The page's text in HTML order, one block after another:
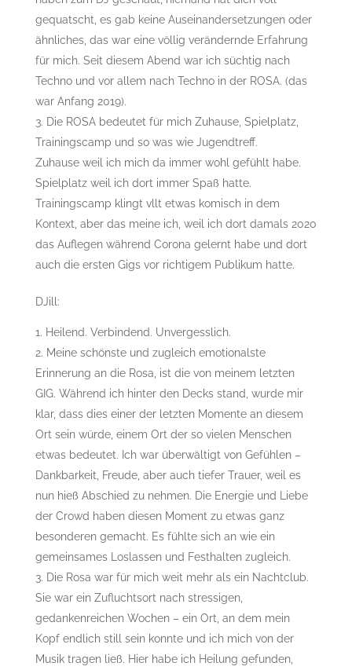
gequatscht, es gab keine Auseinandersetzungen oder
ähnliches, das war eine völlig verändernde Erfahrung
für mich. Seit diesem Abend war ich süchtig nach
Techno und vor allem nach Techno in der ROSA. (das
war Anfang 2019).
Die ROSA bedeutet für mich Zuhause, Spielplatz,
Trainingscamp und so was wie Jugendtreff.
Zuhause weil ich mich da immer wohl gefühlt habe.
Spielplatz weil ich dort immer Spaß hatte.
Trainingscamp klingt vllt etwas komisch in dem
Kontext, aber das meine ich, weil ich dort damals 2020
das Auflegen während Corona gelernt habe und dort
auch die ersten Gigs vor richtigem Publikum hatte.
DJill:
Heilend. Verbindend. Unvergesslich.
Meine schönste und zugleich emotionalste
Erinnerung an die Rosa, ist die von meinem letzten
GIG. Während ich hinter den Decks stand, wurde mir
klar, dass dies einer der letzten Momente an diesem
Ort sein würde, einem Ort der so vielen Menschen
etwas bedeutet. Ich war überwältigt von Gefühlen –
Dankbarkeit, Freude, aber auch tiefer Trauer, weil es
nun hieß Abschied zu nehmen. Die Energie und Liebe
der Crowd haben diesen Moment zu etwas ganz
besonderen gemacht. Es fühlte sich an wie ein
gemeinsames Loslassen und Festhalten zugleich.
Die Rosa war für mich weit mehr als ein Nachtclub.
Sie war ein Zufluchtsort nach stressigen,
gedankenreichen Wochen – ein Ort, an dem mein
Kopf endlich still sein konnte und ich mich von der
Musik tragen ließ. Hier habe ich Heilung gefunden,